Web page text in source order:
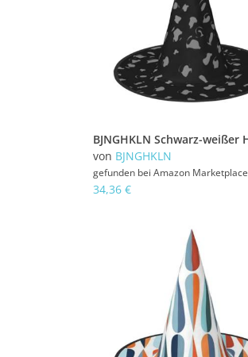
von BJNGHKLN
gefunden bei Amazon Marketplace
34,36 €